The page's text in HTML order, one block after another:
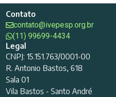
Contato
contato@ivepesp.org.br
(11) 99699-4434
Legal
CNPJ: 15.151.763/0001-00
R. Antonio Bastos, 618
Sala 01
Vila Bastos - Santo André